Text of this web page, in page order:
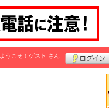
ようこそ！ ゲスト さん